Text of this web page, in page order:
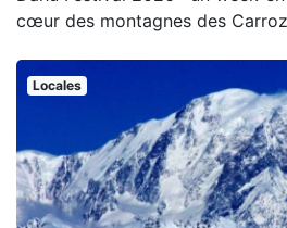
cœur des montagnes des Carroz
Locales